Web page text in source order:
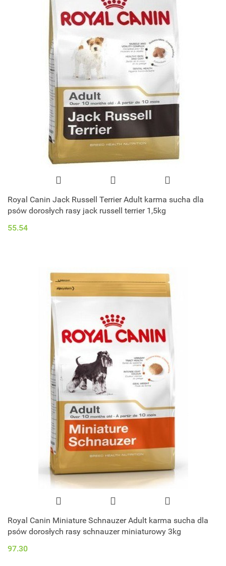
Royal Canin Jack Russell Terrier Adult karma sucha dla
psów dorosłych rasy jack russell terrier 1,5kg
55.54
Royal Canin Miniature Schnauzer Adult karma sucha dla
psów dorosłych rasy schnauzer miniaturowy 3kg
97.30